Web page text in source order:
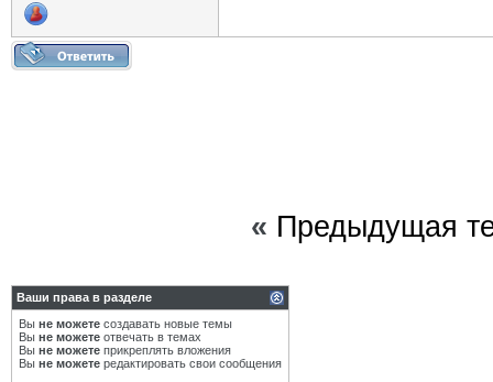
« Предыдущая
Ваши права в разделе
Вы не можете создавать новые темы
Вы не можете отвечать в темах
Вы не можете прикреплять вложения
Вы не можете редактировать свои сообщения